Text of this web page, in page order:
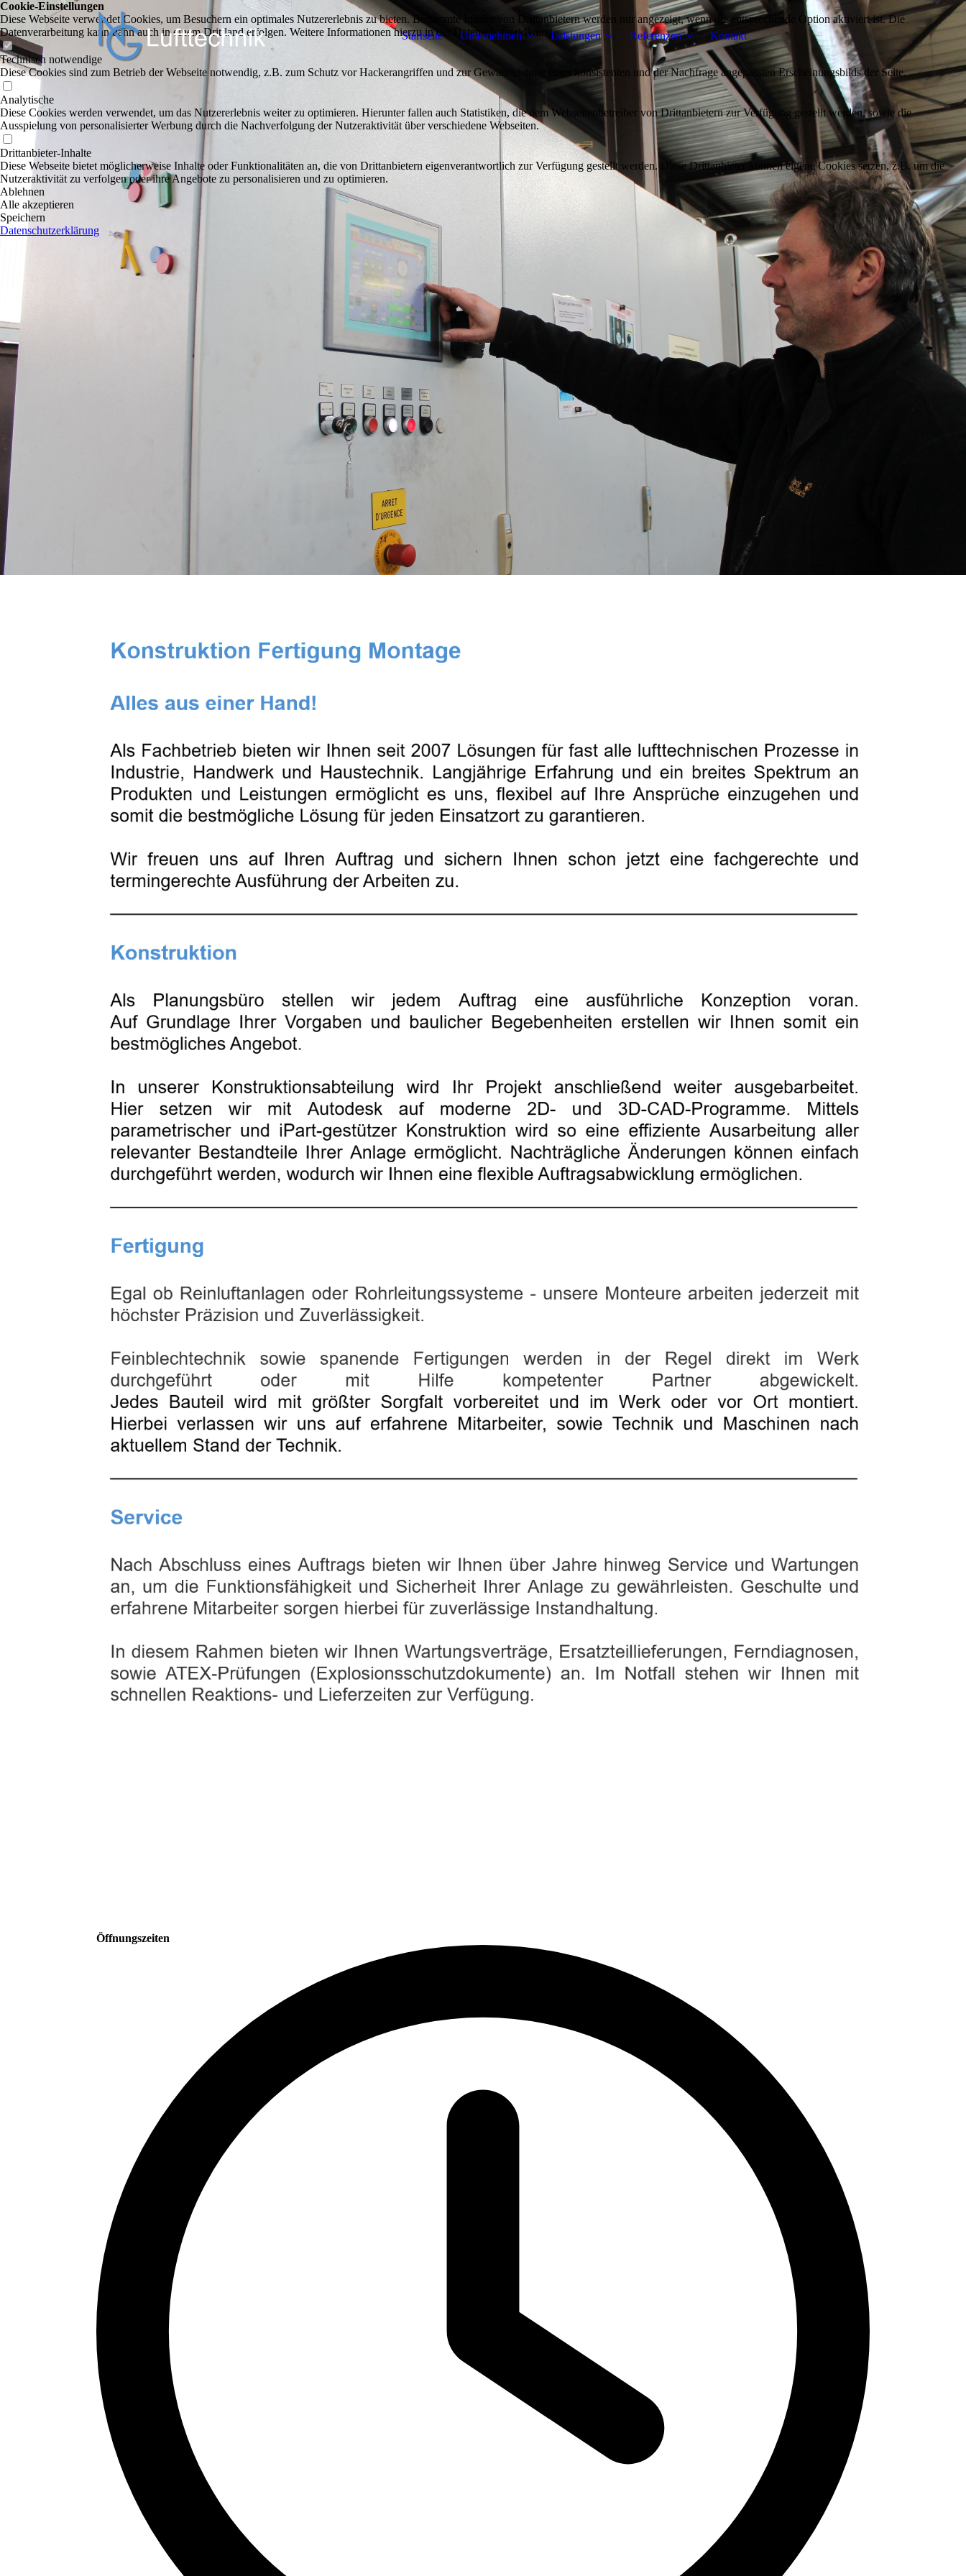
Startseite Unternehmen Leistungen Referenzen Kontakt
Öffnungszeiten
Cookie-Einstellungen
Diese Webseite verwendet Cookies, um Besuchern ein optimales Nutzererlebnis zu bieten. Bestimmte Inhalte von Drittanbietern werden nur angezeigt, wenn die entsprechende Option aktiviert ist. Die
Datenverarbeitung kann dann auch in einem Drittland erfolgen. Weitere Informationen hierzu in der Datenschutzerklärung.
Technisch notwendige
Diese Cookies sind zum Betrieb der Webseite notwendig, z.B. zum Schutz vor Hackerangriffen und zur Gewährleistung eines konsistenten und der Nachfrage angepassten Erscheinungsbilds der Seite.
Analytische
Diese Cookies werden verwendet, um das Nutzererlebnis weiter zu optimieren. Hierunter fallen auch Statistiken, die dem Webseitenbetreiber von Drittanbietern zur Verfügung gestellt werden, sowie die
Ausspielung von personalisierter Werbung durch die Nachverfolgung der Nutzeraktivität über verschiedene Webseiten.
Drittanbieter-Inhalte
Diese Webseite bietet möglicherweise Inhalte oder Funktionalitäten an, die von Drittanbietern eigenverantwortlich zur Verfügung gestellt werden. Diese Drittanbieter können eigene Cookies setzen, z.B. um die
Nutzeraktivität zu verfolgen oder ihre Angebote zu personalisieren und zu optimieren.
Ablehnen
Alle akzeptieren
Speichern
Datenschutzerklärung